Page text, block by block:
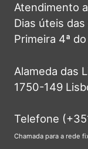
Atendimento
Dias úteis
Primeira 4ª
Alameda das
1750-149
Telefone
Chamada para a rede